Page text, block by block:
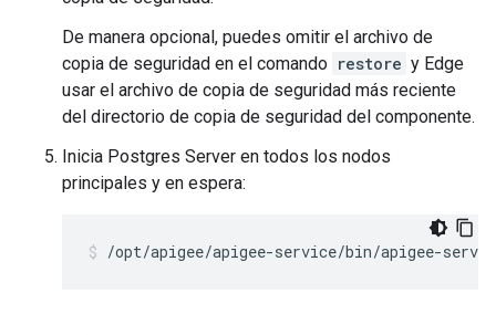
De manera opcional, puedes omitir el archivo de
copia de seguridad en el comando restore y Edge
usar el archivo de copia de seguridad más reciente
del directorio de copia de seguridad del componente.
Inicia Postgres Server en todos los nodos
principales y en espera:
/opt/apigee/apigee-service/bin/apigee-